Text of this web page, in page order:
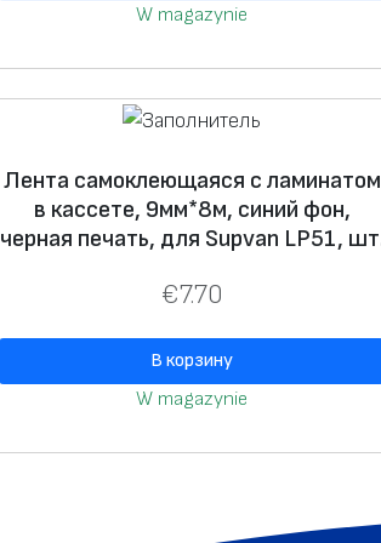
W magazynie
Лента самоклеющаяся с ламинатом
в кассете, 9мм*8м, синий фон,
черная печать, для Supvan LP51,
€7.70
В корзину
W magazynie